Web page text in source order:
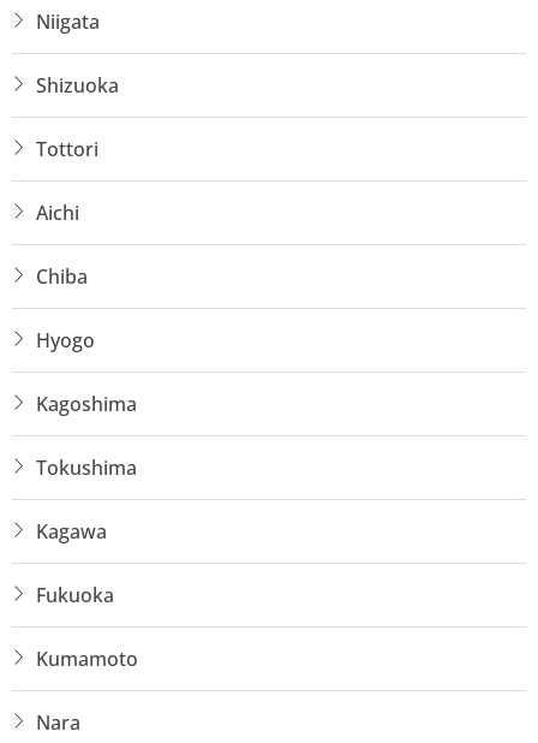
Niigata
Shizuoka
Tottori
Aichi
Chiba
Hyogo
Kagoshima
Tokushima
Kagawa
Fukuoka
Kumamoto
Nara